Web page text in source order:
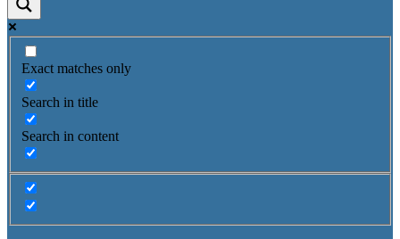
Exact matches only
Search in title
Search in content